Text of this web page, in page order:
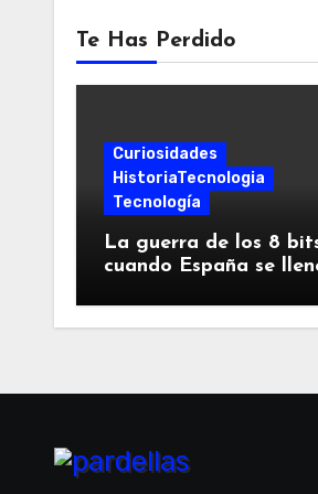
Te Has Perdido
Curiosidades
HistoriaTecnologia
Tecnología
La guerra de los 8
cuando España se
Dragones